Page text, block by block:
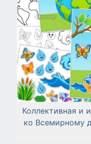
Коллективная и
ко Всемирному